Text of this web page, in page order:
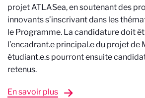
projet ATLASea, en soutenant des
innovants s’inscrivant dans les
le Programme. La candidature doit
l’encadrant.e principal.e du projet de
étudiant.e.s pourront ensuite
retenus.
En savoir plus